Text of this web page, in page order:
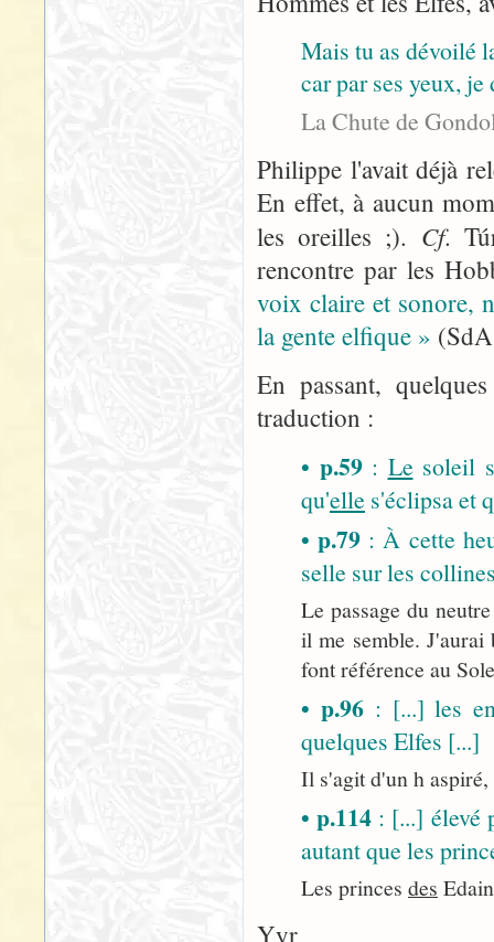
Mais tu as dévoilé
car par ses yeux, je
La Chute de
Philippe l'avait déjà
En effet, à aucun
les oreilles ;). Cf.
rencontre par les
voix claire et sonore,
la gente elfique »
En passant,
traduction :
• p.59: Le soleil
qu'elle s'éclipsa et
• p.79 : À cette
selle sur les
Le passage du
il me semble.
font référence au
• p.96: [...] les
quelques Elfes [...]
Il s'agit d'un h
• p.114 : [...] élevé
autant que les
Les princes des
Yyr